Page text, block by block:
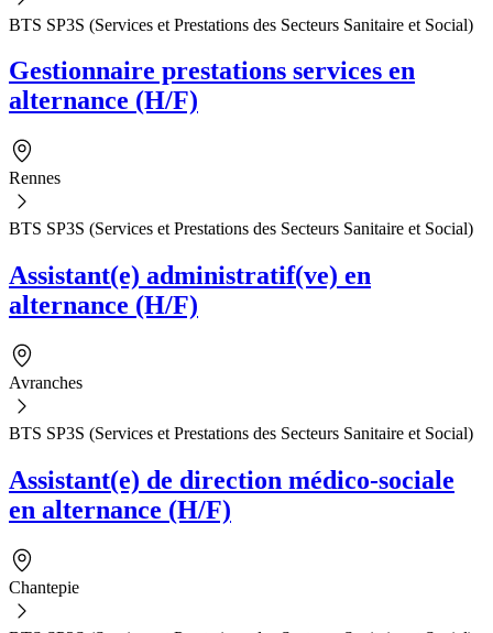
BTS SP3S (Services et Prestations des Secteurs Sanitaire et Social)
Gestionnaire prestations services en
alternance (H/F)
Rennes
BTS SP3S (Services et Prestations des Secteurs Sanitaire et Social)
Assistant(e) administratif(ve) en
alternance (H/F)
Avranches
BTS SP3S (Services et Prestations des Secteurs Sanitaire et Social)
Assistant(e) de direction médico-sociale
en alternance (H/F)
Chantepie